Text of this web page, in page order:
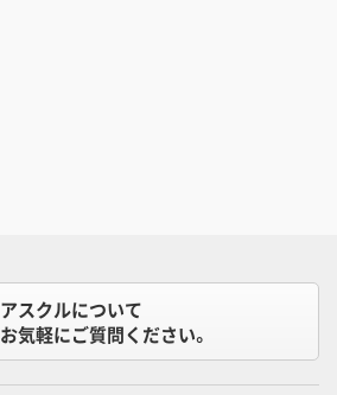
アスクルについて
お気軽にご質問ください。